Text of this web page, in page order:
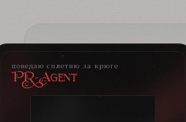
поведаю сплетню за крюге
PR-Agent